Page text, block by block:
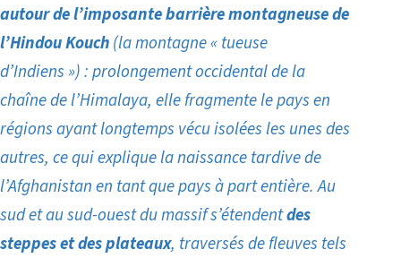
autour de l’imposante barrière montagneuse de
l’Hindou Kouch(la montagne « tueuse
d’Indiens ») : prolongement occidental de la
chaîne de l’Himalaya, elle fragmente le pays en
régions ayant longtemps vécu isolées les unes des
autres, ce qui explique la naissance tardive de
l’Afghanistan en tant que pays à part entière. Au
sud et au sud-ouest du massif s’étendentdes
steppes et des plateaux, traversés de fleuves tels